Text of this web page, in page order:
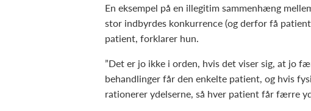
En eksempel på en illegitim sammenhæng
stor indbyrdes konkurrence (og derfor få
patient, forklarer hun.
”Det er jo ikke i orden, hvis det viser sig, at jo
behandlinger får den enkelte patient, og hvis
rationerer ydelserne, så hver patient får færre